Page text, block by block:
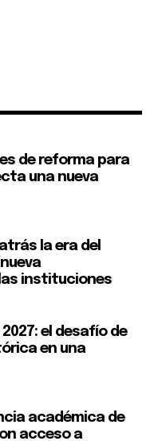
de reforma para
una nueva
la era del
instituciones
el desafío de
en una
académica de
acceso a